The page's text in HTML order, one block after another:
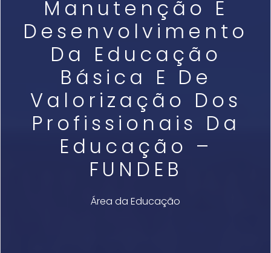
Manutenção E
Desenvolvimento
Da Educação
Básica E De
Valorização Dos
Profissionais Da
Educação –
FUNDEB
Área da Educação